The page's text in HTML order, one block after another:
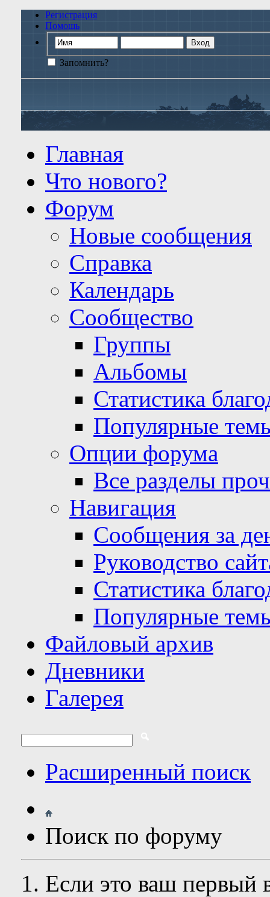
Регистрация
Помощь
Запомнить?
Главная
Что нового?
Форум
Новые сообщения
Справка
Календарь
Сообщество
Группы
Альбомы
Статистика
Популярные
Опции форума
Все разделы
Навигация
Сообщения за
Руководство
Статистика
Популярные
Файловый архив
Дневники
Галерея
Расширенный поиск
Поиск по форуму
Если это ваш первый